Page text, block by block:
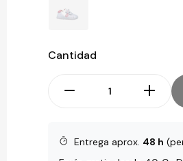
Cantidad
Entrega aprox. 48 h